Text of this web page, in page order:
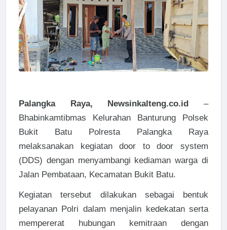
Palangka Raya, Newsinkalteng.co.id –
Bhabinkamtibmas Kelurahan Banturung Polsek
Bukit Batu Polresta Palangka Raya
melaksanakan kegiatan door to door system
(DDS) dengan menyambangi kediaman warga di
Jalan Pembataan, Kecamatan Bukit Batu.
Kegiatan tersebut dilakukan sebagai bentuk
pelayanan Polri dalam menjalin kedekatan serta
mempererat hubungan kemitraan dengan